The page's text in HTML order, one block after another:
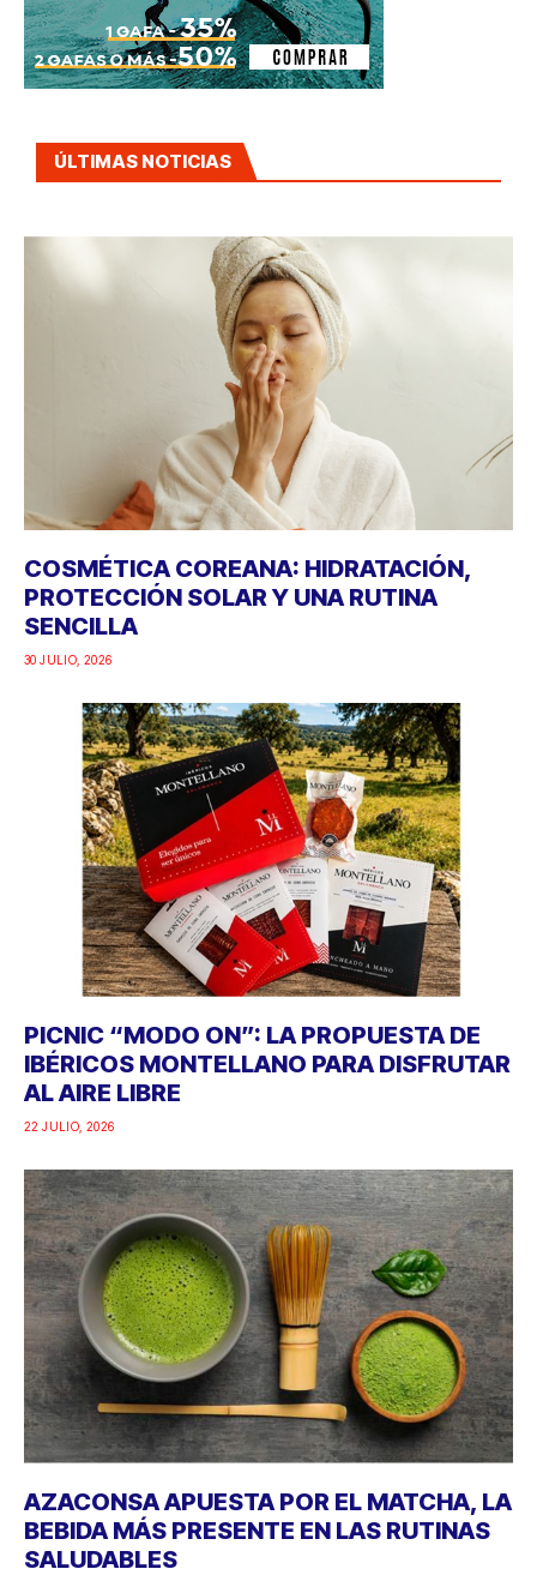
ÚLTIMAS NOTICIAS
COSMÉTICA COREANA: HIDRATACIÓN,
PROTECCIÓN SOLAR Y UNA RUTINA
SENCILLA
30 JULIO, 2026
PICNIC “MODO ON”: LA PROPUESTA DE
IBÉRICOS MONTELLANO PARA DISFRUTAR
AL AIRE LIBRE
22 JULIO, 2026
AZACONSA APUESTA POR EL MATCHA, LA
BEBIDA MÁS PRESENTE EN LAS RUTINAS
SALUDABLES